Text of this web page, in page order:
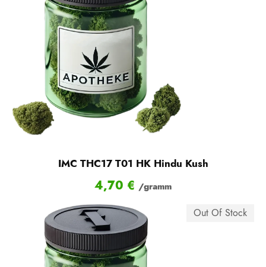
IMC THC17 T01 HK Hindu Kush
4,70 € /gramm
Out Of Stock